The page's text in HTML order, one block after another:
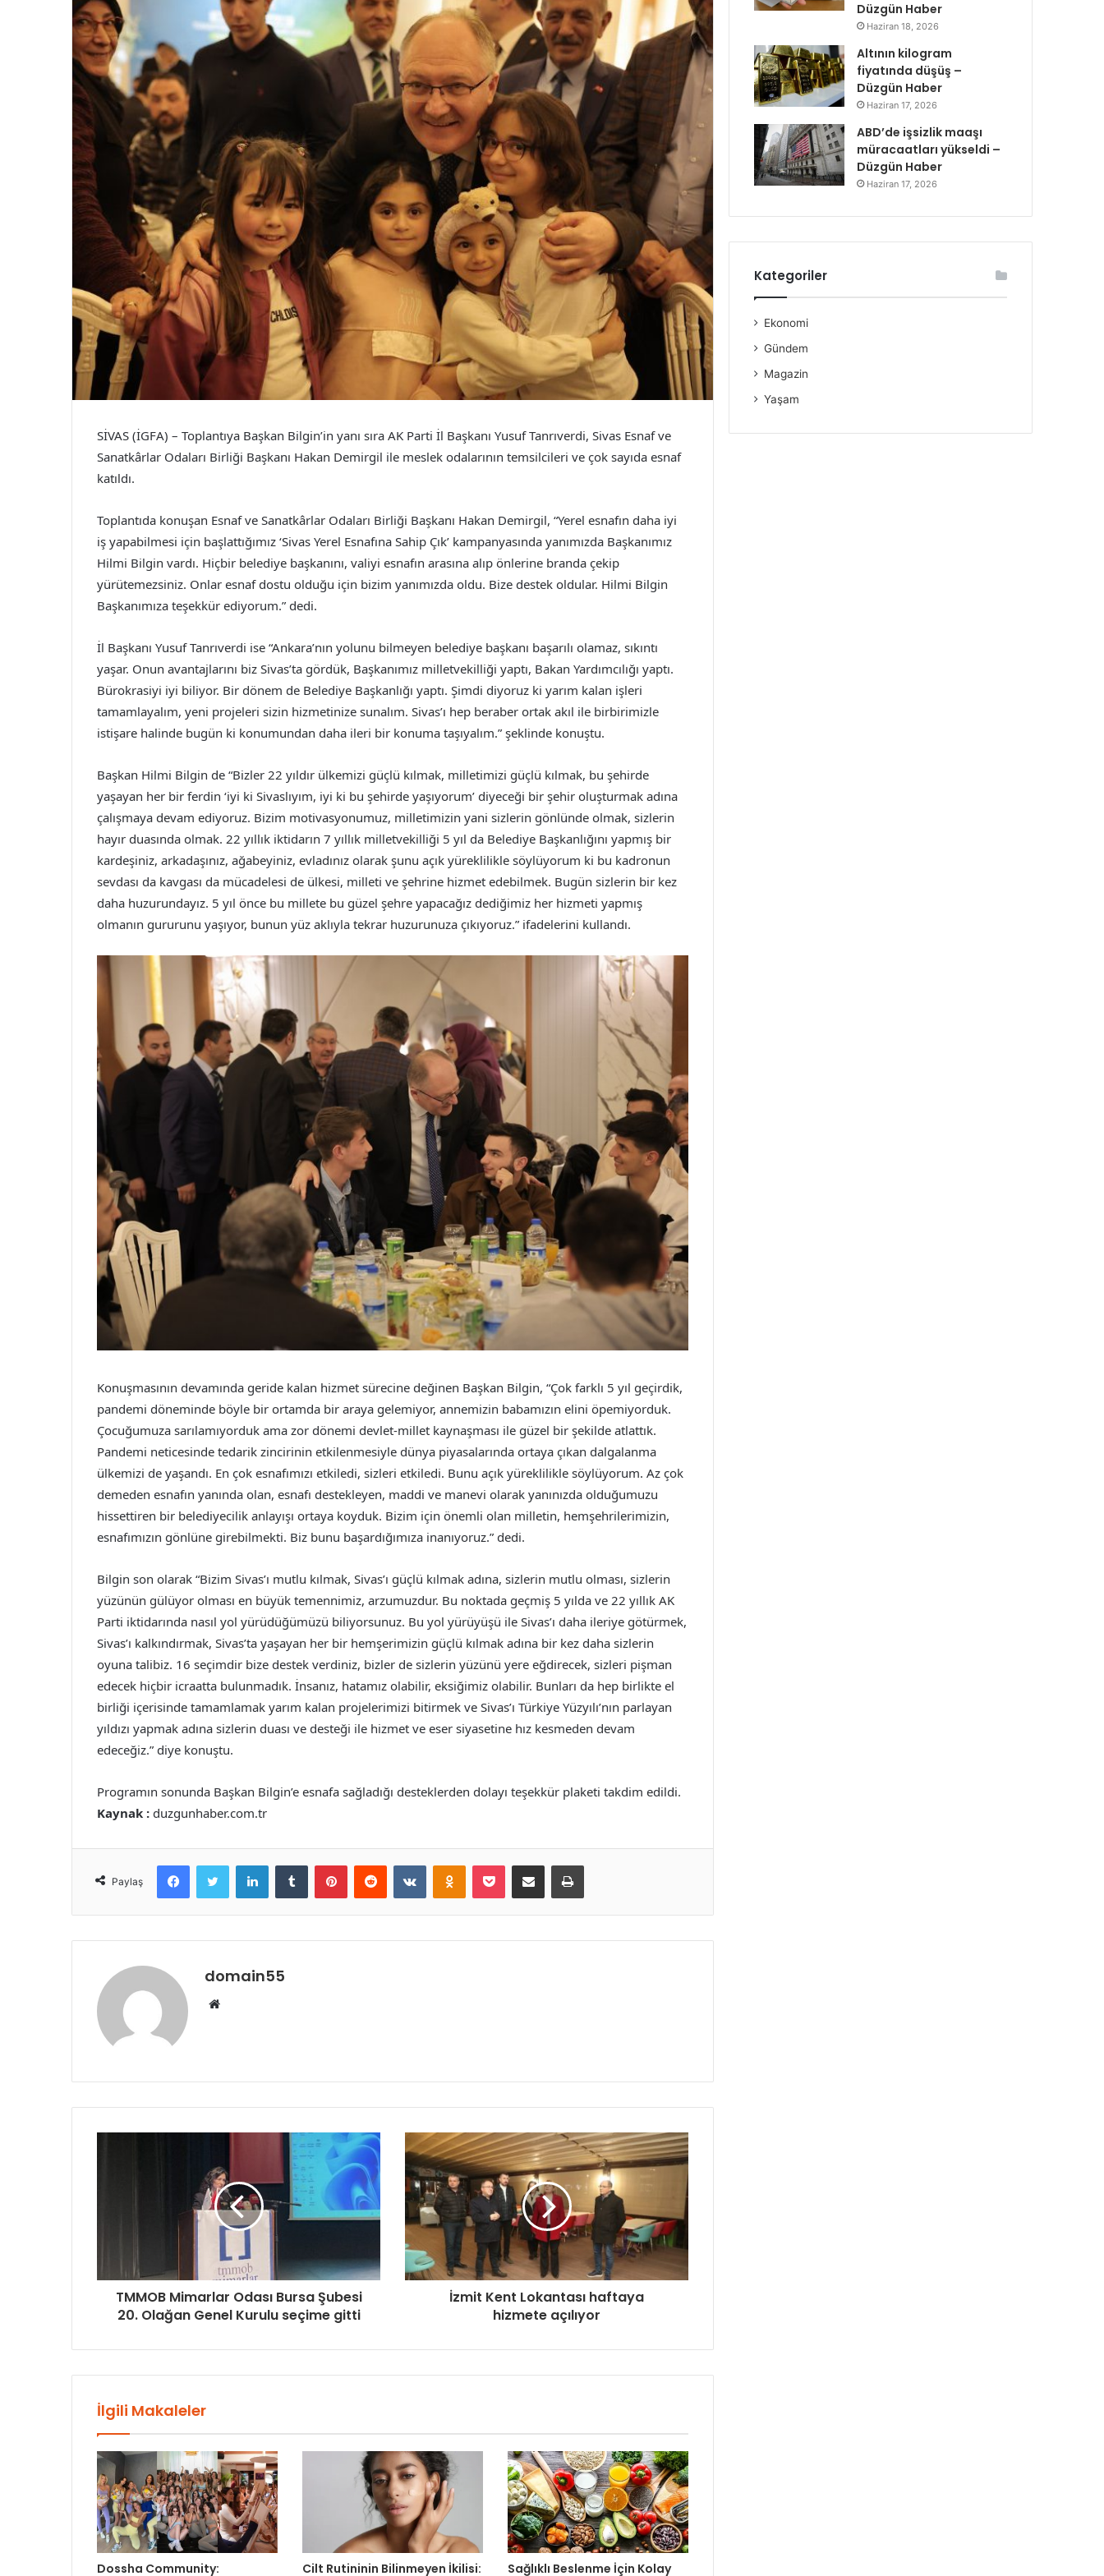
SİVAS (İGFA) – Toplantıya Başkan Bilgin’in yanı sıra AK Parti İl Başkanı Yusuf Tanrıverdi, Sivas Esnaf ve
Sanatkârlar Odaları Birliği Başkanı Hakan Demirgil ile meslek odalarının temsilcileri ve çok sayıda esnaf
katıldı.
Toplantıda konuşan Esnaf ve Sanatkârlar Odaları Birliği Başkanı Hakan Demirgil, “Yerel esnafın daha iyi
iş yapabilmesi için başlattığımız ‘Sivas Yerel Esnafına Sahip Çık’ kampanyasında yanımızda Başkanımız
Hilmi Bilgin vardı. Hiçbir belediye başkanını, valiyi esnafın arasına alıp önlerine branda çekip
yürütemezsiniz. Onlar esnaf dostu olduğu için bizim yanımızda oldu. Bize destek oldular. Hilmi Bilgin
Başkanımıza teşekkür ediyorum.” dedi.
İl Başkanı Yusuf Tanrıverdi ise “Ankara’nın yolunu bilmeyen belediye başkanı başarılı olamaz, sıkıntı
yaşar. Onun avantajlarını biz Sivas’ta gördük, Başkanımız milletvekilliği yaptı, Bakan Yardımcılığı yaptı.
Bürokrasiyi iyi biliyor. Bir dönem de Belediye Başkanlığı yaptı. Şimdi diyoruz ki yarım kalan işleri
tamamlayalım, yeni projeleri sizin hizmetinize sunalım. Sivas’ı hep beraber ortak akıl ile birbirimizle
istişare halinde bugün ki konumundan daha ileri bir konuma taşıyalım.” şeklinde konuştu.
Başkan Hilmi Bilgin de “Bizler 22 yıldır ülkemizi güçlü kılmak, milletimizi güçlü kılmak, bu şehirde
yaşayan her bir ferdin ‘iyi ki Sivaslıyım, iyi ki bu şehirde yaşıyorum’ diyeceği bir şehir oluşturmak adına
çalışmaya devam ediyoruz. Bizim motivasyonumuz, milletimizin yani sizlerin gönlünde olmak, sizlerin
hayır duasında olmak. 22 yıllık iktidarın 7 yıllık milletvekilliği 5 yıl da Belediye Başkanlığını yapmış bir
kardeşiniz, arkadaşınız, ağabeyiniz, evladınız olarak şunu açık yüreklilikle söylüyorum ki bu kadronun
sevdası da kavgası da mücadelesi de ülkesi, milleti ve şehrine hizmet edebilmek. Bugün sizlerin bir kez
daha huzurundayız. 5 yıl önce bu millete bu güzel şehre yapacağız dediğimiz her hizmeti yapmış
olmanın gururunu yaşıyor, bunun yüz aklıyla tekrar huzurunuza çıkıyoruz.” ifadelerini kullandı.
Konuşmasının devamında geride kalan hizmet sürecine değinen Başkan Bilgin, “Çok farklı 5 yıl geçirdik,
pandemi döneminde böyle bir ortamda bir araya gelemiyor, annemizin babamızın elini öpemiyorduk.
Çocuğumuza sarılamıyorduk ama zor dönemi devlet-millet kaynaşması ile güzel bir şekilde atlattık.
Pandemi neticesinde tedarik zincirinin etkilenmesiyle dünya piyasalarında ortaya çıkan dalgalanma
ülkemizi de yaşandı. En çok esnafımızı etkiledi, sizleri etkiledi. Bunu açık yüreklilikle söylüyorum. Az çok
demeden esnafın yanında olan, esnafı destekleyen, maddi ve manevi olarak yanınızda olduğumuzu
hissettiren bir belediyecilik anlayışı ortaya koyduk. Bizim için önemli olan milletin, hemşehrilerimizin,
esnafımızın gönlüne girebilmekti. Biz bunu başardığımıza inanıyoruz.” dedi.
Bilgin son olarak “Bizim Sivas’ı mutlu kılmak, Sivas’ı güçlü kılmak adına, sizlerin mutlu olması, sizlerin
yüzünün gülüyor olması en büyük temennimiz, arzumuzdur. Bu noktada geçmiş 5 yılda ve 22 yıllık AK
Parti iktidarında nasıl yol yürüdüğümüzü biliyorsunuz. Bu yol yürüyüşü ile Sivas’ı daha ileriye götürmek,
Sivas’ı kalkındırmak, Sivas’ta yaşayan her bir hemşerimizin güçlü kılmak adına bir kez daha sizlerin
oyuna talibiz. 16 seçimdir bize destek verdiniz, bizler de sizlerin yüzünü yere eğdirecek, sizleri pişman
edecek hiçbir icraatta bulunmadık. İnsanız, hatamız olabilir, eksiğimiz olabilir. Bunları da hep birlikte el
birliği içerisinde tamamlamak yarım kalan projelerimizi bitirmek ve Sivas’ı Türkiye Yüzyılı’nın parlayan
yıldızı yapmak adına sizlerin duası ve desteği ile hizmet ve eser siyasetine hız kesmeden devam
edeceğiz.” diye konuştu.
Programın sonunda Başkan Bilgin’e esnafa sağladığı desteklerden dolayı teşekkür plaketi takdim edildi.
Kaynak : duzgunhaber.com.tr
Paylaş
FacebookTwitter LinkedInTumblr PinterestReddit VKontakteOdnoklassniki
Pocket E-Posta ile paylaş Yazdır
domain55
Web
TMMOB Mimarlar Odası Bursa Şubesi
20. Olağan Genel Kurulu seçime gitti
İzmit Kent Lokantası haftaya
hizmete açılıyor
İlgili Makaleler
Dossha Community: Cilt Rutininin Bilinmeyen İkilisi: Sağlıklı Beslenme İçin Kolay
Düzgün Haber
Haziran 18, 2026
Altının kilogram
fiyatında düşüş –
Düzgün Haber
Haziran 17, 2026
ABD’de işsizlik maaşı
müracaatları yükseldi –
Düzgün Haber
Haziran 17, 2026
Kategoriler
Ekonomi
Gündem
Magazin
Yaşam